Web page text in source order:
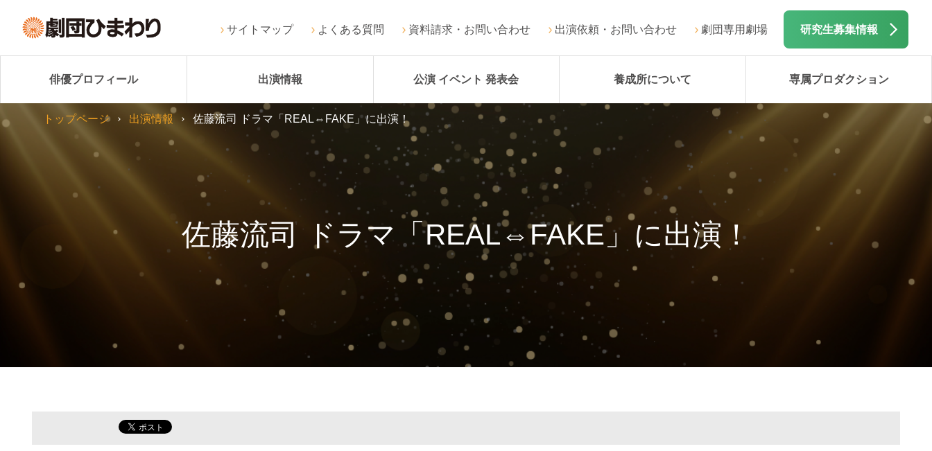
サイトマップ よくある質問 資料請求・お問い合わせ 出演依頼・お問い合わせ 劇団専用劇場 研究生募集情報
俳優プロフィール 出演情報 公演 イベント 発表会 養成所について 専属プロダクション
佐藤流司 ドラマ「REAL⇔FAKE」に出演！
トップページ 出演情報 佐藤流司 ドラマ「REAL⇔FAKE」に出演！